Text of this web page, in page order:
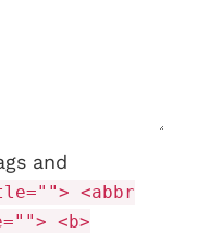
and
<abbr
<b>